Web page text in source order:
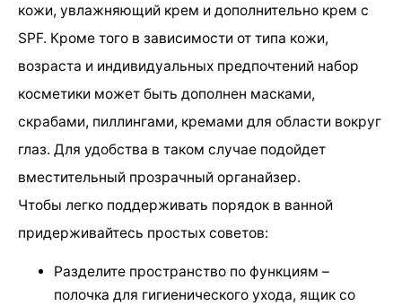
кожи, увлажняющий крем и дополнительно крем с
SPF. Кроме того в зависимости от типа кожи,
возраста и индивидуальных предпочтений набор
косметики может быть дополнен масками,
скрабами, пиллингами, кремами для области вокруг
глаз. Для удобства в таком случае подойдет
вместительный прозрачный органайзер.
Чтобы легко поддерживать порядок в ванной
придерживайтесь простых советов:
Разделите пространство по функциям –
полочка для гигиенического ухода, ящик со